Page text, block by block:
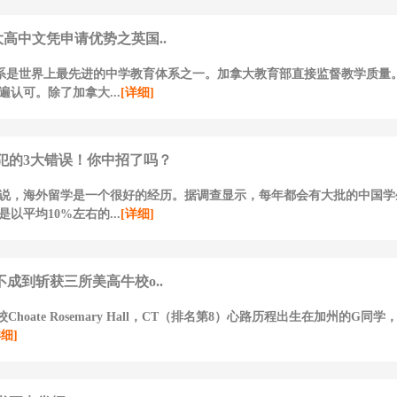
高中文凭申请优势之英国..
是世界上最先进的中学教育体系之一。加拿大教育部直接监督教学质量
认可。除了加拿大... [详细]
的3大错误！你中招了吗？
，海外留学是一个很好的经历。据调查显示，每年都会有大批的中国
以平均10%左右的... [详细]
成到斩获三所美高牛校o..
Choate Rosemary Hall，CT（排名第8）心路历程出生在加州的G同学
]